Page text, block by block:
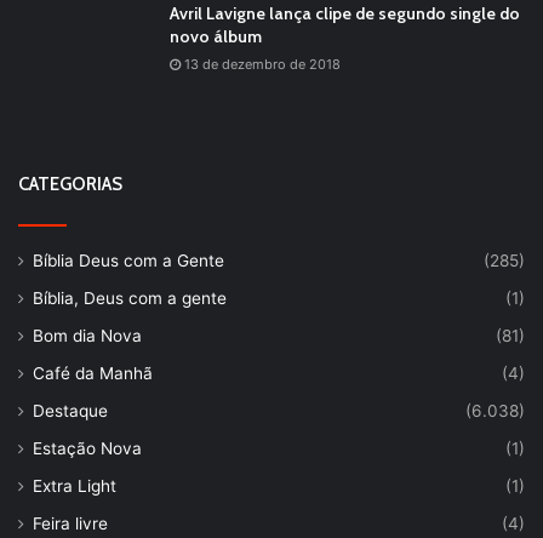
Avril Lavigne lança clipe de segundo single do
novo álbum
13 de dezembro de 2018
CATEGORIAS
Bíblia Deus com a Gente
(285)
Bíblia, Deus com a gente
(1)
Bom dia Nova
(81)
Café da Manhã
(4)
Destaque
(6.038)
Estação Nova
(1)
Extra Light
(1)
Feira livre
(4)